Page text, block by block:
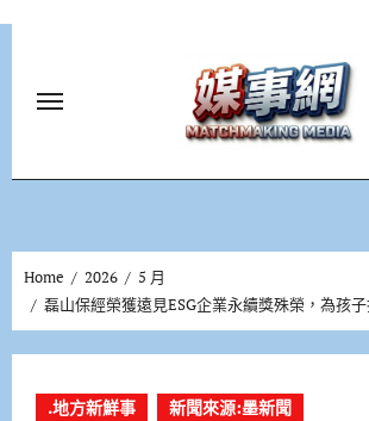
Home 2026
5 月
磊山保經榮獲遠見ESG企業永續獎殊榮，為孩
.地方新鮮事 新聞來源:墨新聞